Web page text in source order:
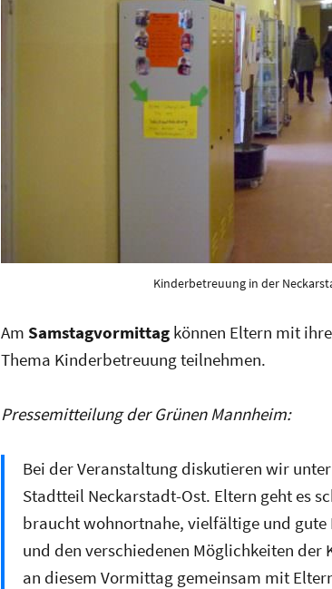
Kinderbetreuung in der
Am Samstagvormittagkönnen Eltern mit
Thema Kinderbetreuung teilnehmen.
Pressemitteilung der Grünen Mannheim:
Bei der Veranstaltung diskutieren wir
Stadtteil Neckarstadt-Ost. Eltern geht es
braucht wohnortnahe, vielfältige und gute
und den verschiedenen Möglichkeiten der
an diesem Vormittag gemeinsam mit